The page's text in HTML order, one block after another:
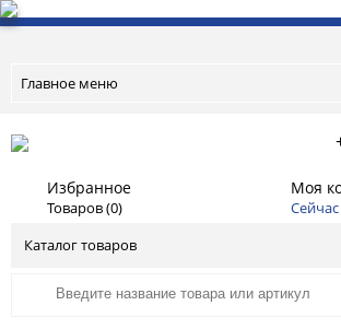
Главное меню
Избранное
Товаров (0)
Моя
Каталог товаров